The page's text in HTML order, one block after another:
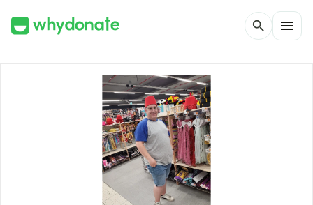
search menu